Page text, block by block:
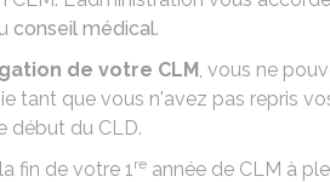
conseil médical.
de votre CLM, vous ne
tant que vous n'avez pas repris
début du CLD.
fin de votre 1re année de CLM à